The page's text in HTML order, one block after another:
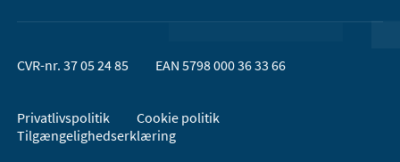
CVR-nr. 37 05 24 85 EAN 5798 000 36 33 66
Privatlivspolitik
Cookie politik
Tilgængelighedserklæring